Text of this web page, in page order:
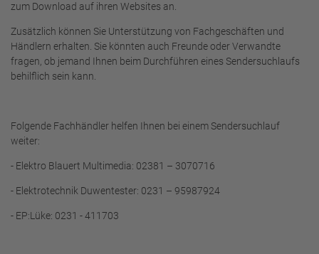
zum Download auf ihren Websites an.
Zusätzlich können Sie Unterstützung von Fachgeschäften und
Händlern erhalten. Sie könnten auch Freunde oder Verwandte
fragen, ob jemand Ihnen beim Durchführen eines Sendersuchlaufs
behilflich sein kann.
Folgende Fachhändler helfen Ihnen bei einem Sendersuchlauf
weiter:
- Elektro Blauert Multimedia: 02381 – 3070716
- Elektrotechnik Duwentester: 0231 – 95987924
- EP:Lüke: 0231 - 411703